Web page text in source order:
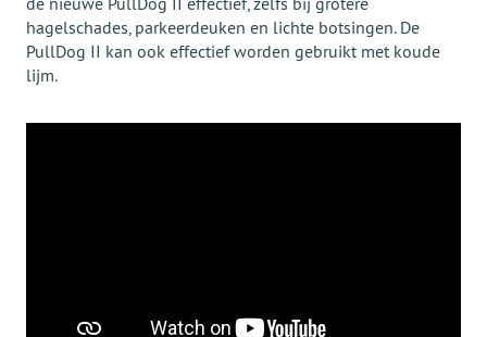
hagelschades, parkeerdeuken en lichte botsingen. De
PullDog II kan ook effectief worden gebruikt met koude
lijm.